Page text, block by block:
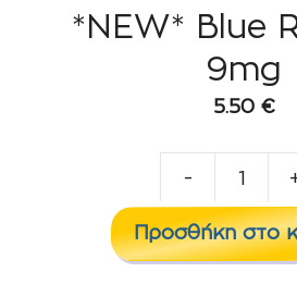
*NEW* Blue
9mg
5.50 €
-
Προσθήκη στο